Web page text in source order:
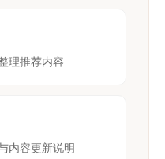
理推荐内容
内容更新说明